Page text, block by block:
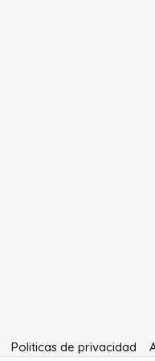
Politicas de privacidad